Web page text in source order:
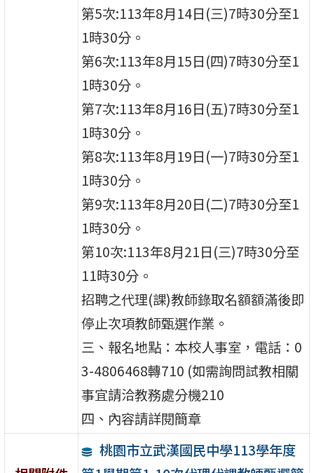
第5次:113年8月14日(三)7時30分至1
1時30分。
第6次:113年8月15日(四)7時30分至1
1時30分。
第7次:113年8月16日(五)7時30分至1
1時30分。
第8次:113年8月19日(一)7時30分至1
1時30分。
第9次:113年8月20日(二)7時30分至1
1時30分。
第10次:113年8月21日(三)7時30分至
11時30分。
招聘之代理(課)教師錄取名額額滿後即
停止次項教師甄選作業。
三、報名地點：本校人事室，電話：0
3-4806468轉710 (如需詢問試教相關
事宜請洽教務處分機210
四、內容請詳閱簡章
桃園市立武漢國民中學113學年度